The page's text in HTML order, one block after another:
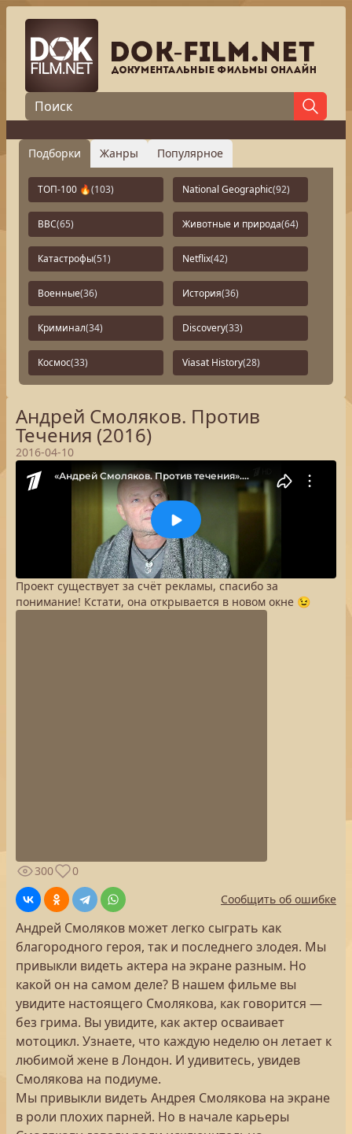
Подборки Жанры Популярное
ТОП-100 🔥(103) National Geographic(92)
BBC(65) Животные и природа(64)
Катастрофы(51) Netflix(42)
Военные(36) История(36)
Криминал(34) Discovery(33)
Космос(33) Viasat History(28)
Андрей Смоляков. Против
Течения (2016)
2016-04-10
Проект существует за счёт рекламы, спасибо за
понимание! Кстати, она открывается в новом окне 😉
300
0
Сообщить об ошибке
Андрей Смоляков может легко сыграть как
благородного героя, так и последнего злодея. Мы
привыкли видеть актера на экране разным. Но
какой он на самом деле? В нашем фильме вы
увидите настоящего Смолякова, как говорится —
без грима. Вы увидите, как актер осваивает
мотоцикл. Узнаете, что каждую неделю он летает к
любимой жене в Лондон. И удивитесь, увидев
Смолякова на подиуме.
Мы привыкли видеть Андрея Смолякова на экране
в роли плохих парней. Но в начале карьеры